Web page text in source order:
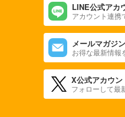
LINE公式アカ
アカウント連携
メールマガジン
お得な最新情報
X公式アカウン
フォローして最